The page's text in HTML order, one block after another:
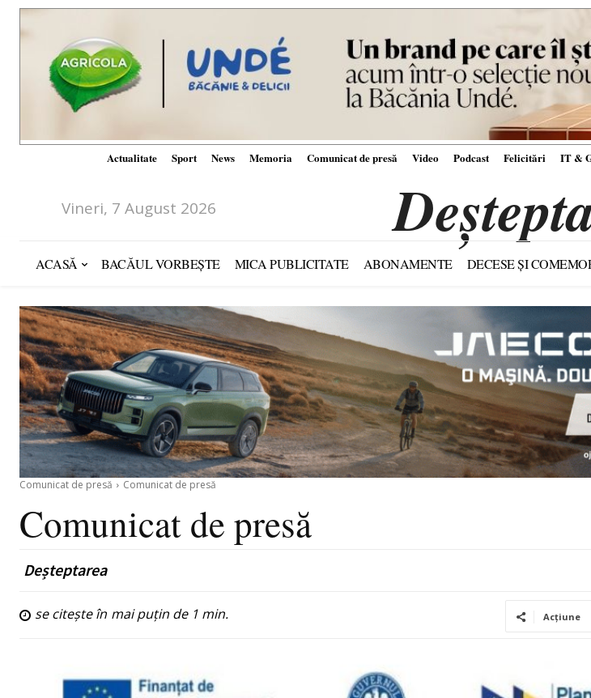
Actualitate Sport News Memoria Comunicat de presă Video Podcast Felicitări IT &
Vineri, 7 August 2026
ACASĂ BACĂUL VORBEȘTE MICA PUBLICITATE ABONAMENTE DECESE ȘI
Comunicat de presă Comunicat de presă
Comunicat de presă
Deșteptarea
se citește în mai puțin de 1 min. Acțiune